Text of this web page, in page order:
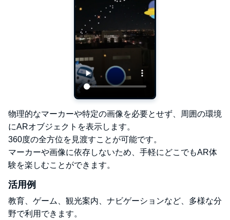
物理的なマーカーや特定の画像を必要とせず、周囲の環境
にARオブジェクトを表示します。
360度の全方位を見渡すことが可能です。
マーカーや画像に依存しないため、手軽にどこでもAR体
験を楽しむことができます。
活用例
教育、ゲーム、観光案内、ナビゲーションなど、多様な分
野で利用できます。